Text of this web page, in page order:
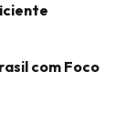
com Foco